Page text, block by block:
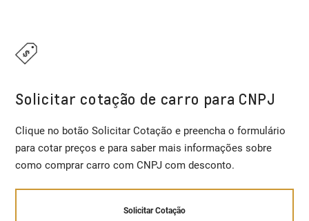
Solicitar cotação de carro para CNPJ
Clique no botão Solicitar Cotação e preencha o formulário
para cotar preços e para saber mais informações sobre
como comprar carro com CNPJ com desconto.
Solicitar Cotação